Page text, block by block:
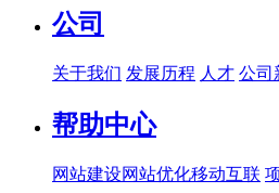
公司
关于我们 发展历程 人才 公司
帮助中心
网站建设网站优化移动互联